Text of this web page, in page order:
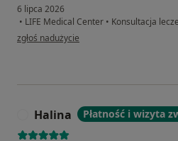
6 lipca 2026
• LIFE Medical Center • Konsultacja
w opinii użytkownika Piotr B
zgłoś nadużycie
Halina Płatność i wizyta